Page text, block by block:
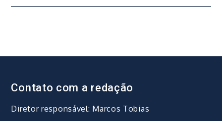
Contato com a redação
Diretor responsável: Marcos Tobias